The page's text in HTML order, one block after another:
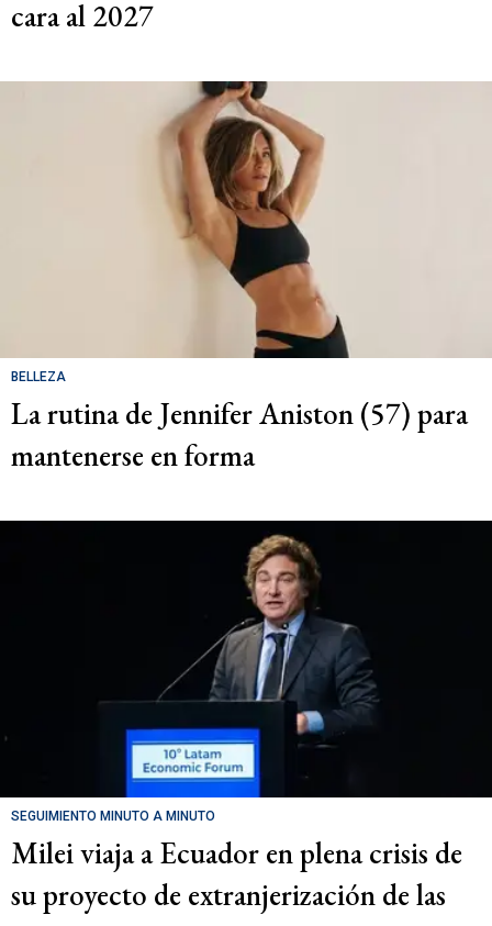
cara al 2027
BELLEZA
La rutina de Jennifer Aniston (57) para
mantenerse en forma
SEGUIMIENTO MINUTO A MINUTO
Milei viaja a Ecuador en plena crisis de
su proyecto de extranjerización de las